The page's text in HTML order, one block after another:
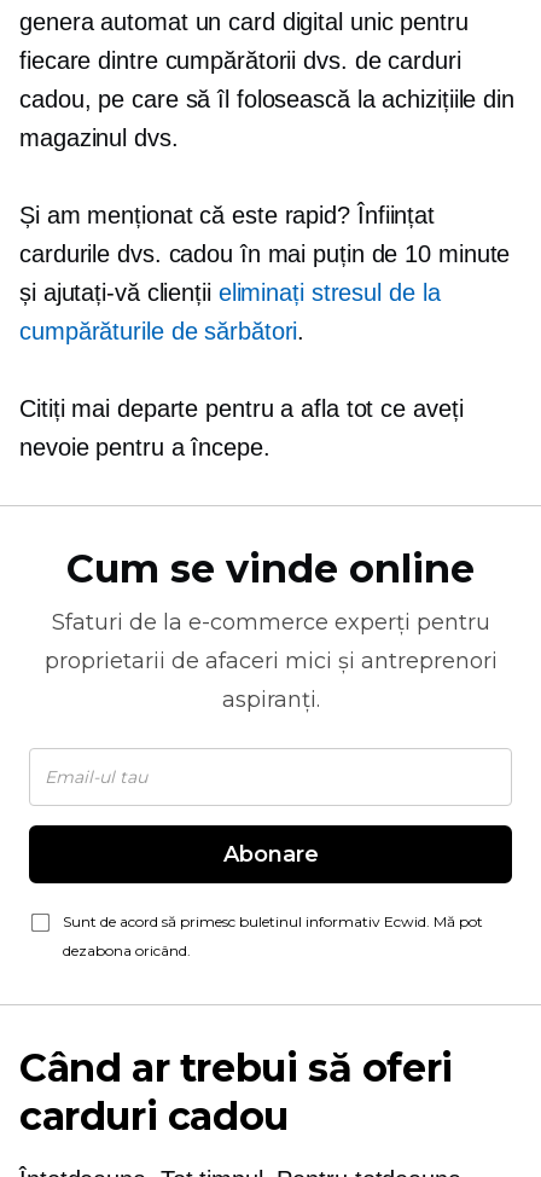
genera automat un card digital unic pentru
fiecare dintre cumpărătorii dvs. de carduri
cadou, pe care să îl folosească la achizițiile din
magazinul dvs.
Și am menționat că este rapid? Înființat
cardurile dvs. cadou în mai puțin de 10 minute
și ajutați-vă clienții eliminați stresul de la
cumpărăturile de sărbători.
Citiți mai departe pentru a afla tot ce aveți
nevoie pentru a începe.
Cum se vinde online
Sfaturi de la e-commerce experți pentru
proprietarii de afaceri mici și antreprenori
aspiranți.
Abonare
Sunt de acord să primesc buletinul informativ Ecwid. Mă pot
dezabona oricând.
Când ar trebui să oferi
carduri cadou